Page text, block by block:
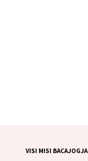
VISI MISI BACAJOGJA